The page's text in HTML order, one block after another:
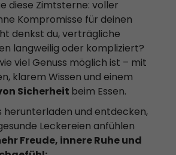
diese Zimtsterne: voller
Kompromisse für deinen
denkst du, verträgliche
langweilig oder kompliziert?
viel Genuss möglich ist – mit
klarem Wissen und einem
Sicherheit beim Essen.
herunterladen und entdecken,
Leckereien anfühlen
Freude, innere Ruhe und